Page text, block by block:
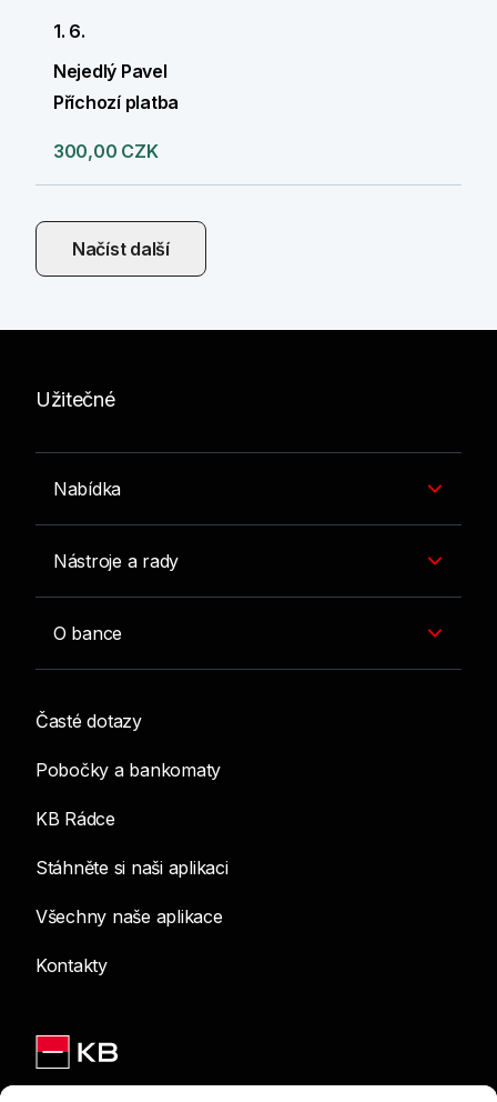
1. 6.
Nejedlý Pavel
Příchozí platba
300,00 CZK
Načíst další
Užitečné
Nabídka
Nástroje a rady
O bance
Časté dotazy
Pobočky a bankomaty
KB Rádce
Stáhněte si naši aplikaci
Všechny naše aplikace
Kontakty